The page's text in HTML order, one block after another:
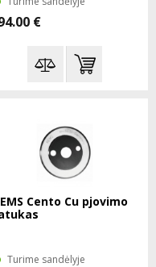
€
Cento Cu pjovimo
Turime sandėlyje